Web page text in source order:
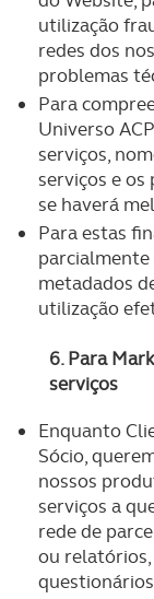
parceiros e
O ACP
dados
consentimento
necessário no
Realçamos que
tecnologias
experiência de
disponibilizados.
utilização
redes dos
problemas
Para
Universo
serviços,
serviços e
se haverá
Para estas
parcialmente
metadados
utilização
6. Para
serviços
Enquanto
Sócio,
nossos
serviços a
rede de
ou